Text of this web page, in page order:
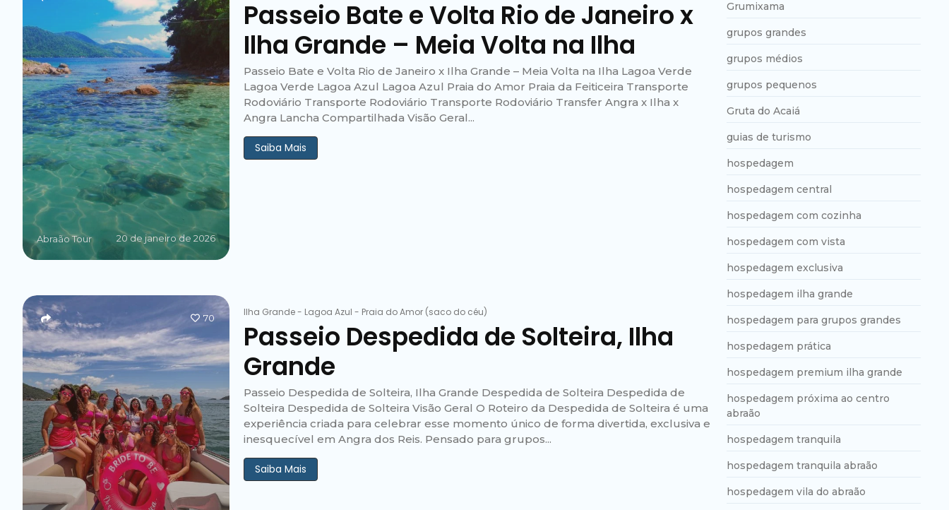
Abraão Tour 20 de janeiro de 2026
Passeio Bate e Volta Rio de Janeiro x
Ilha Grande – Meia Volta na Ilha
Passeio Bate e Volta Rio de Janeiro x Ilha Grande – Meia Volta na Ilha Lagoa Verde
Lagoa Verde Lagoa Azul Lagoa Azul Praia do Amor Praia da Feiticeira Transporte
Rodoviário Transporte Rodoviário Transporte Rodoviário Transfer Angra x Ilha x
Angra Lancha Compartilhada Visão Geral...
Saiba Mais
70 Ilha Grande- Lagoa Azul - Praia do Amor (saco do céu)
Passeio Despedida de Solteira, Ilha
Grande
Passeio Despedida de Solteira, Ilha Grande Despedida de Solteira Despedida de
Solteira Despedida de Solteira Visão Geral O Roteiro da Despedida de Solteira é uma
experiência criada para celebrar esse momento único de forma divertida, exclusiva e
inesquecível em Angra dos Reis. Pensado para grupos...
Saiba Mais
Grumixama
grupos grandes
grupos médios
grupos pequenos
Gruta do Acaiá
guias de turismo
hospedagem
hospedagem central
hospedagem com cozinha
hospedagem com vista
hospedagem exclusiva
hospedagem ilha grande
hospedagem para grupos grandes
hospedagem prática
hospedagem premium ilha grande
hospedagem próxima ao centro
abraão
hospedagem tranquila
hospedagem tranquila abraão
hospedagem vila do abraão